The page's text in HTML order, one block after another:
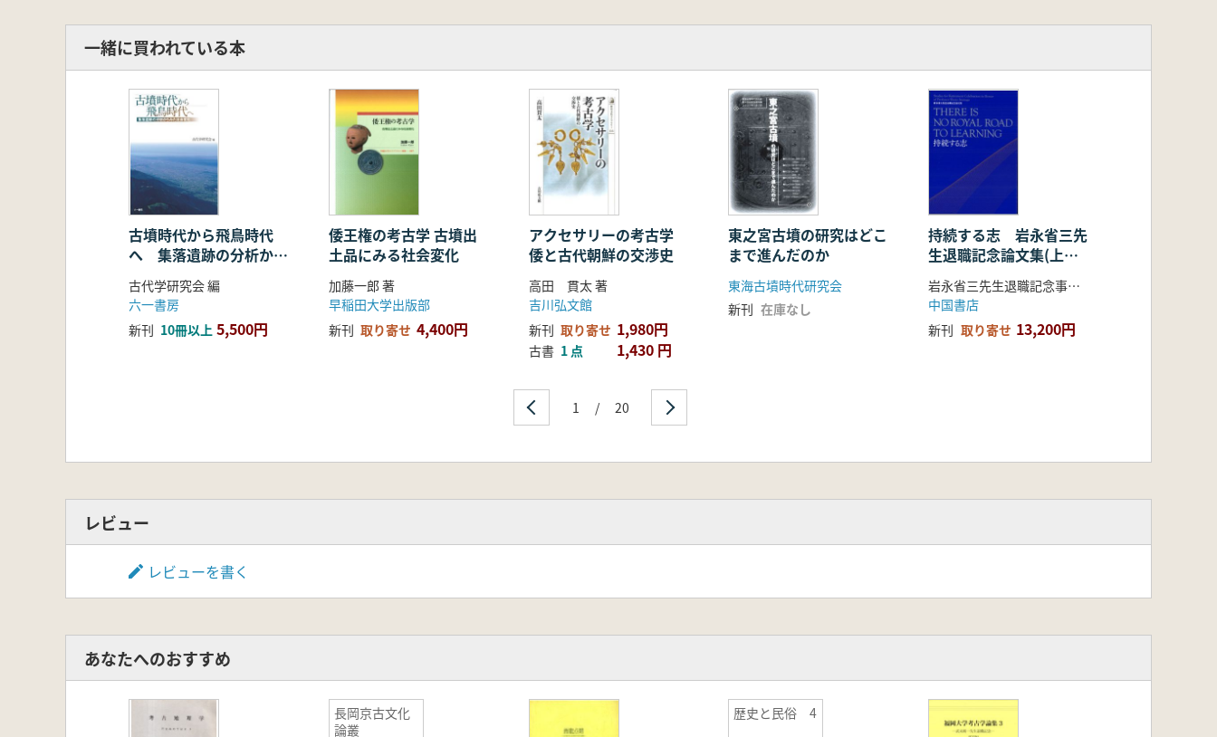
高松雅文 6世紀後半の捩り環頭大刀と古代氏族の動向
内記理 ガンターラ地方の仏教寺院における塔院の造営順と彫刻材質の比率
林正憲 美濃地域における古墳から寺院への変遷過程
早野浩二 美濃における古墳時代集落の形成とその画期 宮之脇遺跡A地点を中心とした検討
廣瀬覚 昼飯大塚古墳の埴輪生産体制再考
福永伸哉 大垣市東町田墳墓群からの着想
藤井康隆 中国南京市における最近の埋蔵文化財保護について 『南京市地下文物保護条例』の紹介
松本茂 狩猟民の再来 剥片尖頭器石器群南進のタイミシグと速度
三浦俊明 東海西部の石製品と前期古墳
森島一貴 美濃地域における横穴式石室の空間利用 船来山古墳群の事例から
和田一之輔 後期埴輪生産と権力をめぐる諸問題
中井正幸さんの還暦に寄せて
一緒に買われている本
古墳時代から飛鳥時代
へ 集落遺跡の分析から
みた社会変化
古代学研究会 編
六一書房
新刊 10冊以上 5,500円
倭王権の考古学 古墳出
土品にみる社会変化
加藤一郎 著
早稲田大学出版部
新刊 取り寄せ 4,400円
アクセサリーの考古学
倭と古代朝鮮の交渉史
高田 貫太 著
吉川弘文館
新刊 取り寄せ 1,980円
古書 1 点 1,430 円
東之宮古墳の研究はどこ
まで進んだのか
東海古墳時代研究会
新刊 在庫なし
持続する志 岩永省三先
生退職記念論文集(上下
巻2冊組)
岩永省三先生退職記念事業会 編
中国書店
新刊 取り寄せ 13,200円
1 / 20
レビュー
レビューを書く
あなたへのおすすめ
長岡京古文化
論叢
歴史と民俗 4